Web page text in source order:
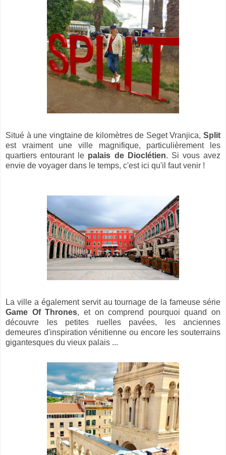
Situé à une vingtaine de kilomètres de Seget Vranjica, Split
est vraiment une ville magnifique, particulièrement les
quartiers entourant le palais de Dioclétien. Si vous avez
envie de voyager dans le temps, c'est ici qu'il faut venir !
La ville a également servit au tournage de la fameuse série
Game Of Thrones, et on comprend pourquoi quand on
découvre les petites ruelles pavées, les anciennes
demeures d'inspiration vénitienne ou encore les souterrains
gigantesques du vieux palais ...